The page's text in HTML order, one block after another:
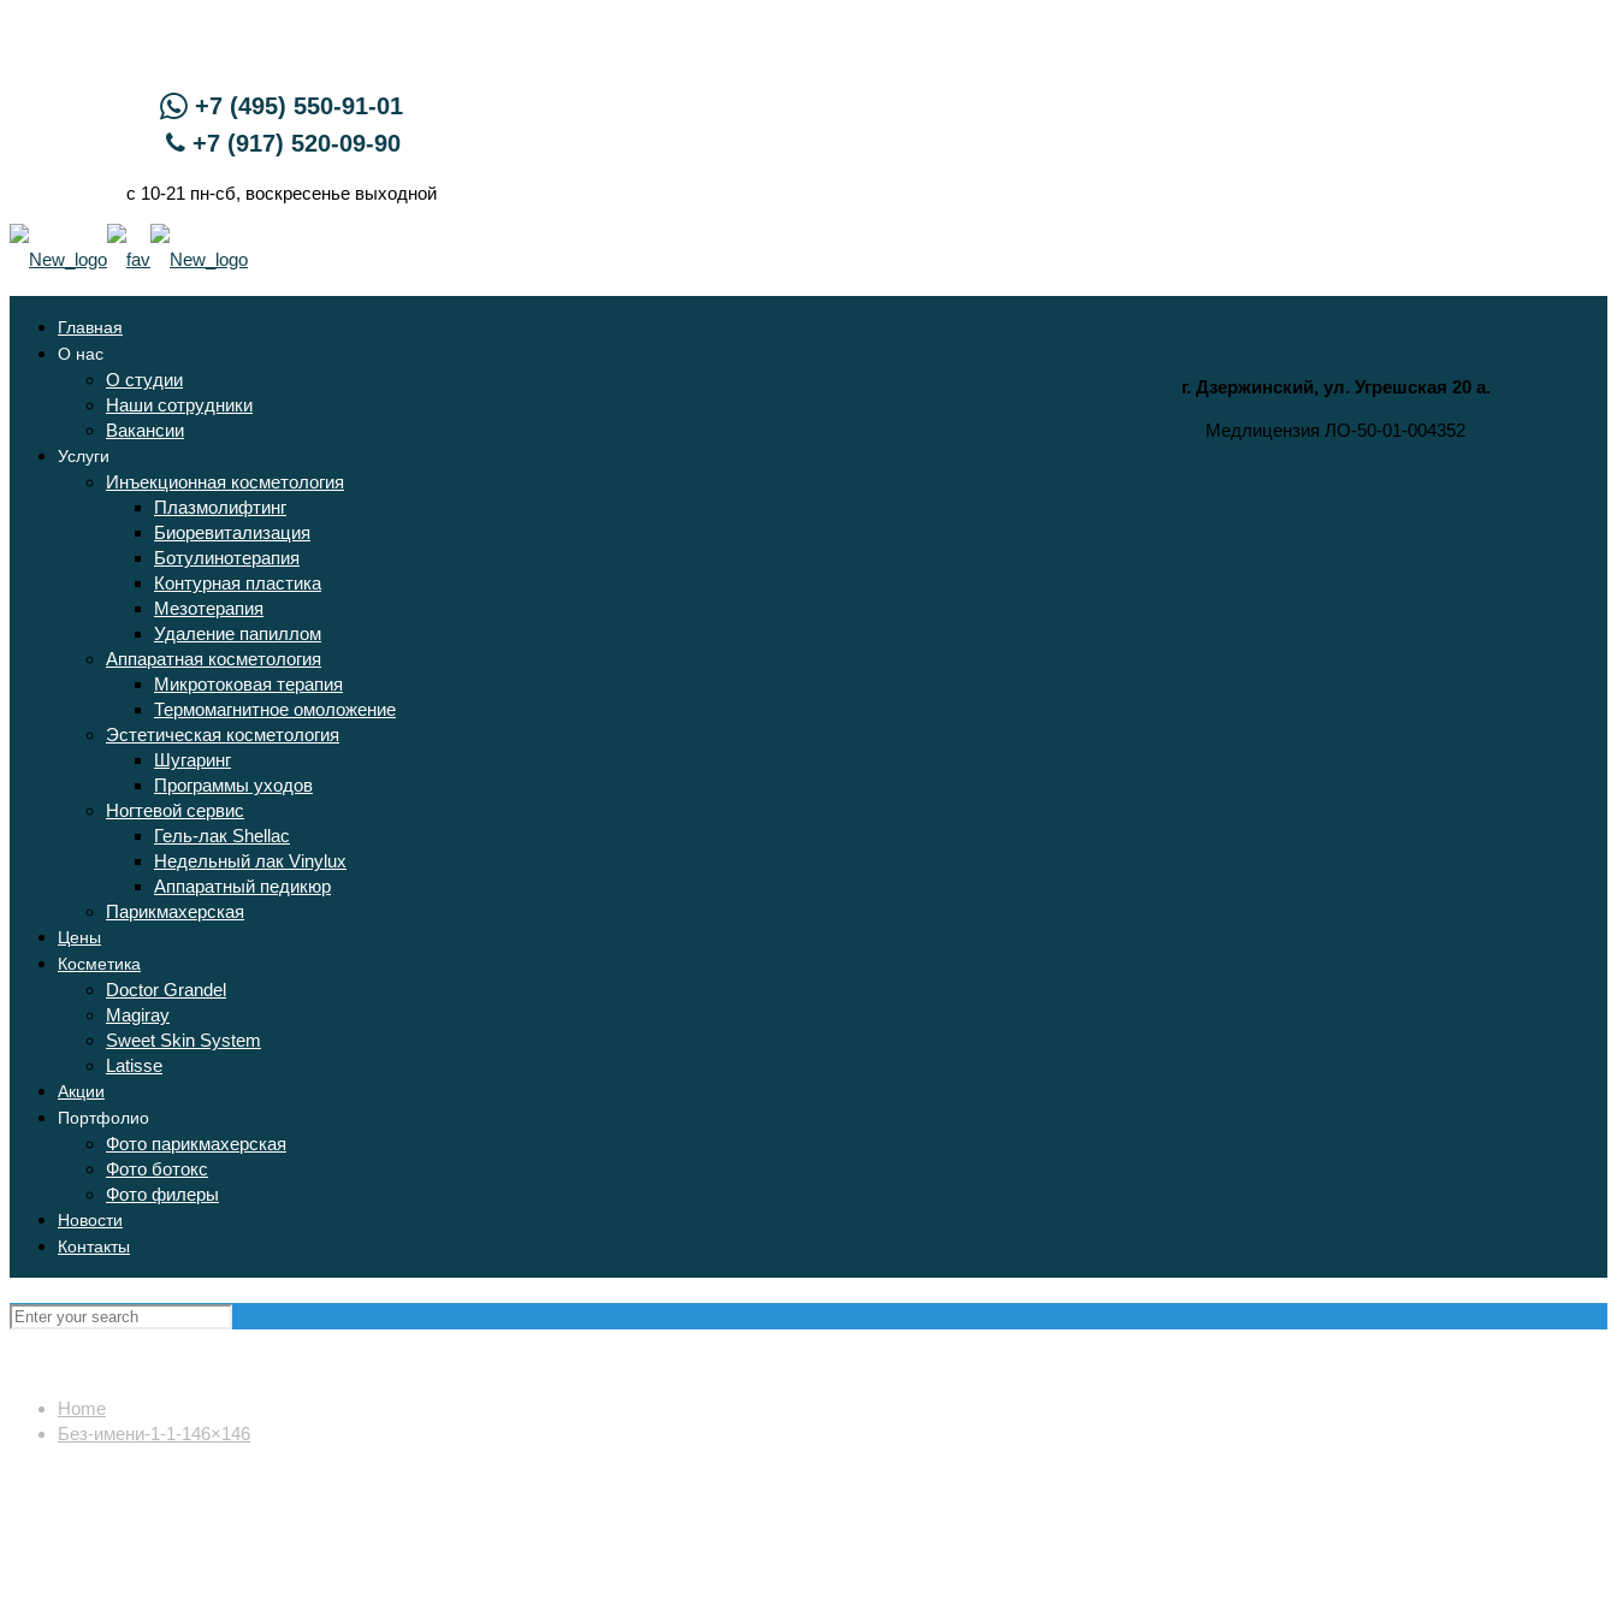
+7 (495) 550-91-01
+7 (917) 520-09-90
с 10-21 пн-сб, воскресенье выходной
г. Дзержинский, ул. Угрешская 20 а.
Медлицензия ЛО-50-01-004352
Главная
О нас
О студии
Наши сотрудники
Вакансии
Услуги
Инъекционная косметология
Плазмолифтинг
Биоревитализация
Ботулинотерапия
Контурная пластика
Мезотерапия
Удаление папиллом
Аппаратная косметология
Микротоковая терапия
Термомагнитное омоложение
Эстетическая косметология
Шугаринг
Программы уходов
Ногтевой сервис
Гель-лак Shellac
Недельный лак Vinylux
Аппаратный педикюр
Парикмахерская
Цены
Косметика
Doctor Grandel
Magiray
Sweet Skin System
Latisse
Акции
Портфолио
Фото парикмахерская
Фото ботокс
Фото филеры
Новости
Контакты
Home
Без-имени-1-1-146×146